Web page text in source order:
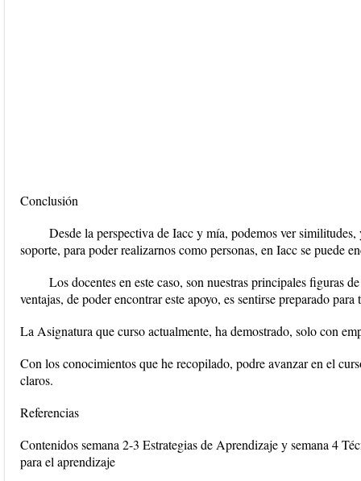
Conclusión
Desde la perspectiva de Iacc y mía, podemos ver
soporte, para poder realizarnos como personas, en Iacc se puede
Los docentes en este caso, son nuestras principales figuras
ventajas, de poder encontrar este apoyo, es sentirse preparado para
La Asignatura que curso actualmente, ha demostrado, solo con
Con los conocimientos que he recopilado, podre avanzar en el
claros.
Referencias
Contenidos semana 2-3 Estrategias de Aprendizaje y semana 4
para el aprendizaje